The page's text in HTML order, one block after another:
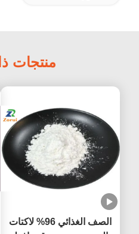
منتجات
الصف الغذائي 96% لاكتات